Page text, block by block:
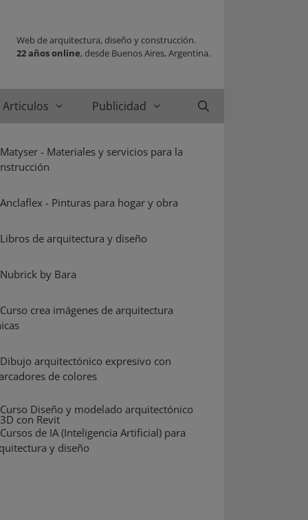
Web de arquitectura, diseño y construcción.
22 años online, desde Buenos Aires, Argentina.
Articulos Publicidad